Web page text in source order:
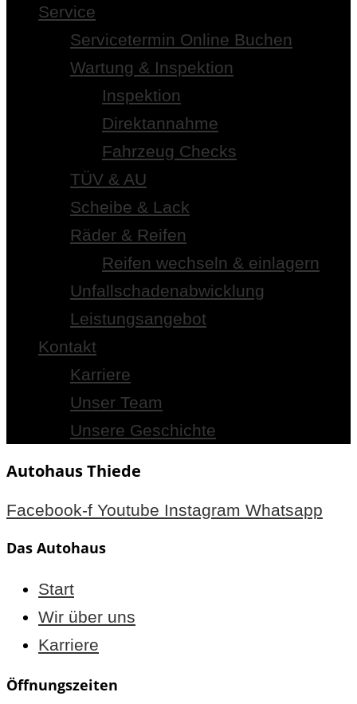
Service
Servicetermin Online Buchen
Wartung & Inspektion
Inspektion
Direktannahme
Fahrzeug Checks
TÜV & AU
Scheibe & Lack
Räder & Reifen
Reifen wechseln & einlagern
Unfallschadenabwicklung
Leistungsangebot
Kontakt
Karriere
Unser Team
Unsere Geschichte
Autohaus Thiede
Facebook-f Youtube Instagram Whatsapp
Das Autohaus
Start
Wir über uns
Karriere
Öffnungszeiten